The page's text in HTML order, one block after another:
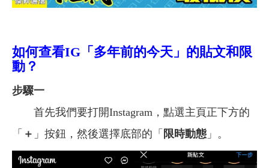
如何查看IG「多年前的今天」的貼文和限
動？
步驟一
首先我們要打開Instagram，點選主頁正下方的
「 ＋ 」按鈕，然後選擇底部的「 限時動態 」。